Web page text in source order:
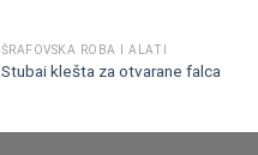
ŠRAFOVSKA ROBA I ALATI
Stubai klešta za otvarane falca